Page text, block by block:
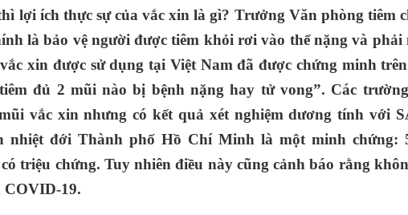
lợi ích thực sự của vắc xin là gì? Trưởng Văn phòng tiêm
là bảo vệ người được tiêm khỏi rơi vào thể nặng và phải
xin được sử dụng tại Việt Nam đã được chứng minh
đủ 2 mũi nào bị bệnh nặng hay tử vong”. Các
vắc xin nhưng có kết quả xét nghiệm dương tính với
nhiệt đới Thành phố Hồ Chí Minh là một minh chứng:
triệu chứng. Tuy nhiên điều này cũng cảnh báo rằng
COVID-19.